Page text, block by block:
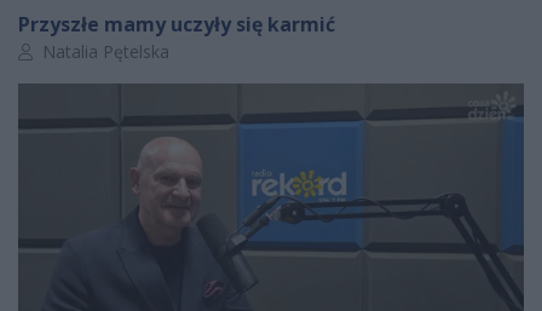
Przyszłe mamy uczyły się karmić
Autor artykułu:
Natalia Pętelska